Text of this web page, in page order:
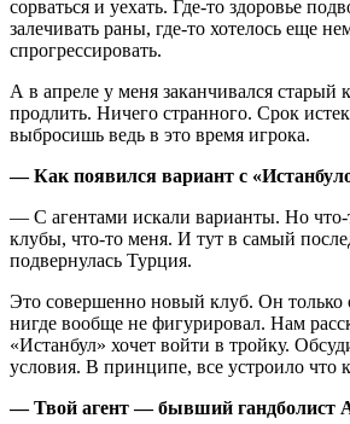
сорваться и уехать. Где-то здоровье
залечивать раны, где-то хотелось еще
спрогрессировать.
А в апреле у меня заканчивался старый
продлить. Ничего странного. Срок
выбросишь ведь в это время игрока.
— Как появился вариант с
— С агентами искали варианты. Но что-
клубы, что-то меня. И тут в самый
подвернулась Турция.
Это совершенно новый клуб. Он только
нигде вообще не фигурировал. Нам
«Истанбул» хочет войти в тройку.
условия. В принципе, все устроило что
— Твой агент — бывший гандболист